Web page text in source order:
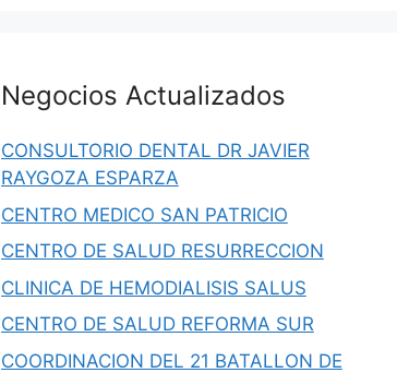
S
hace 5 horas·39 min
Salud Pública en Nuevo León 2026:
IMSS, Cuidar tu Salud y Salud
Regia
Guía 2026 de salud en Nuevo León: por
qué NL no está…
Negocios Actualizados
CONSULTORIO DENTAL DR JAVIER
RAYGOZA ESPARZA
CENTRO MEDICO SAN PATRICIO
CENTRO DE SALUD RESURRECCION
CLINICA DE HEMODIALISIS SALUS
CENTRO DE SALUD REFORMA SUR
COORDINACION DEL 21 BATALLON DE